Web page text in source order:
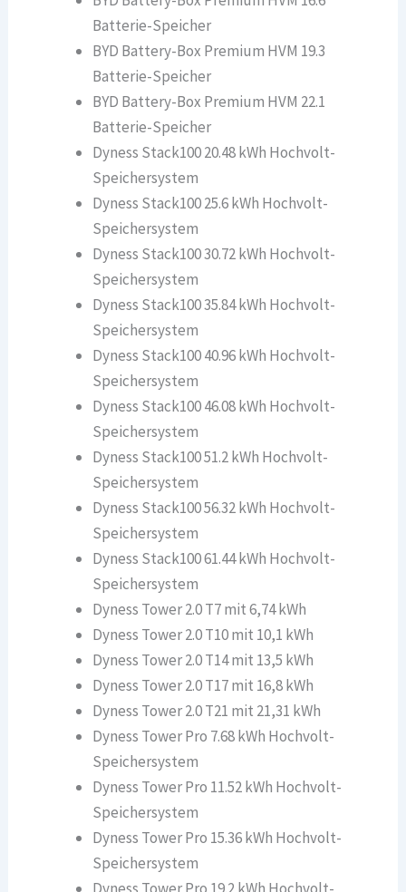
Batterie-Speicher
BYD Battery-Box Premium HVM 19.3
Batterie-Speicher
BYD Battery-Box Premium HVM 22.1
Batterie-Speicher
Dyness Stack100 20.48 kWh Hochvolt-
Speichersystem
Dyness Stack100 25.6 kWh Hochvolt-
Speichersystem
Dyness Stack100 30.72 kWh Hochvolt-
Speichersystem
Dyness Stack100 35.84 kWh Hochvolt-
Speichersystem
Dyness Stack100 40.96 kWh Hochvolt-
Speichersystem
Dyness Stack100 46.08 kWh Hochvolt-
Speichersystem
Dyness Stack100 51.2 kWh Hochvolt-
Speichersystem
Dyness Stack100 56.32 kWh Hochvolt-
Speichersystem
Dyness Stack100 61.44 kWh Hochvolt-
Speichersystem
Dyness Tower 2.0 T7 mit 6,74 kWh
Dyness Tower 2.0 T10 mit 10,1 kWh
Dyness Tower 2.0 T14 mit 13,5 kWh
Dyness Tower 2.0 T17 mit 16,8 kWh
Dyness Tower 2.0 T21 mit 21,31 kWh
Dyness Tower Pro 7.68 kWh Hochvolt-
Speichersystem
Dyness Tower Pro 11.52 kWh Hochvolt-
Speichersystem
Dyness Tower Pro 15.36 kWh Hochvolt-
Speichersystem